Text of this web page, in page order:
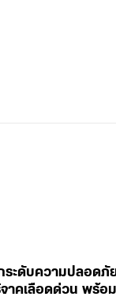
ะดับความปลอดภั
จาคเลือดด่วน พร้